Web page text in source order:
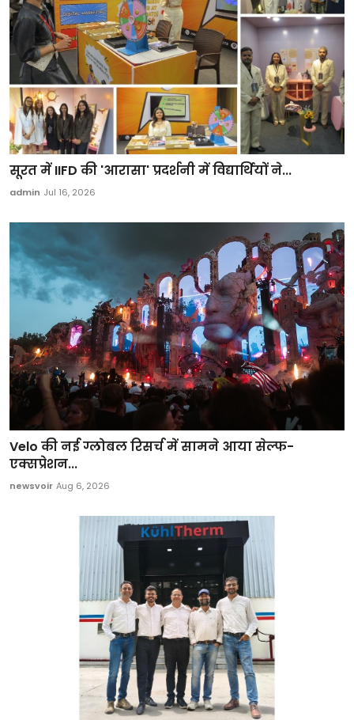
सूरत में IIFD की 'आरासा' प्रदर्शनी में विद्यार्थियों ने...
admin Jul 16, 2026
Velo की नई ग्लोबल रिसर्च में सामने आया सेल्फ-
एक्सप्रेशन...
newsvoir Aug 6, 2026